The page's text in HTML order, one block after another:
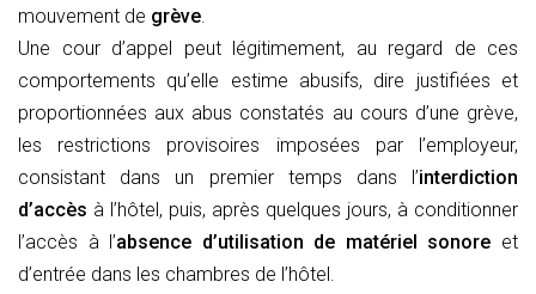
mouvement de grève.
Une cour d’appel peut légitimement, au regard de ces
comportements qu’elle estime abusifs, dire justifiées et
proportionnées aux abus constatés au cours d’une grève,
les restrictions provisoires imposées par l’employeur,
consistant dans un premier temps dans l’interdiction
d’accès à l’hôtel, puis, après quelques jours, à conditionner
l’accès à l’absence d’utilisation de matériel sonore et
d’entrée dans les chambres de l’hôtel.